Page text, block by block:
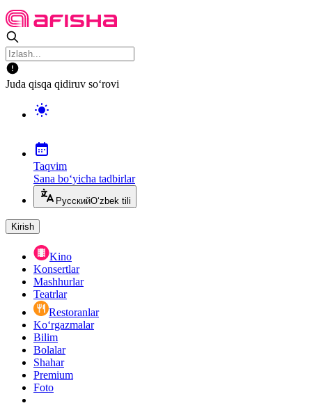
Juda qisqa qidiruv so‘rovi
Taqvim
Sana bo‘yicha tadbirlar
РусскийO‘zbek tili
Kirish
Kino
Konsertlar
Mashhurlar
Teatrlar
Restoranlar
Ko‘rgazmalar
Bilim
Bolalar
Shahar
Premium
Foto